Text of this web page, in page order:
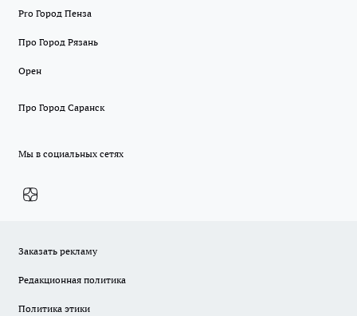
Pro Город Пенза
Про Город Рязань
Орен
Про Город Саранск
Мы в социальных сетях
Заказать рекламу
Редакционная политика
Политика этики